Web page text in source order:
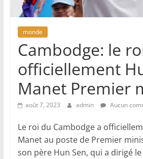
monde
Cambodge: le
officiellement
Manet Premier
août 7, 2023 admin Aucun
Le roi du Cambodge a
Manet au poste de Premier
son père Hun Sen, qui a dirigé le